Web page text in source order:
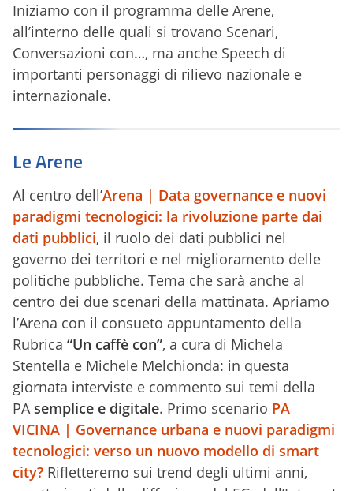
Iniziamo con il programma delle Arene,
all’interno delle quali si trovano Scenari,
Conversazioni con…, ma anche Speech di
importanti personaggi di rilievo nazionale e
internazionale.
Le Arene
Al centro dell’Arena | Data governance e nuovi
paradigmi tecnologici: la rivoluzione parte dai
dati pubblici, il ruolo dei dati pubblici nel
governo dei territori e nel miglioramento delle
politiche pubbliche. Tema che sarà anche al
centro dei due scenari della mattinata. Apriamo
l’Arena con il consueto appuntamento della
Rubrica “Un caffè con”, a cura di Michela
Stentella e Michele Melchionda: in questa
giornata interviste e commento sui temi della
PAsemplice e digitale. Primo scenario PA
VICINA | Governance urbana e nuovi paradigmi
tecnologici: verso un nuovo modello di smart
city? Rifletteremo sui trend degli ultimi anni,